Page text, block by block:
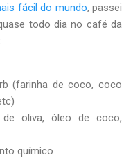
fácil do mundo, passei
todo dia no café da
(farinha de coco, coco
oliva, óleo de coco,
químico